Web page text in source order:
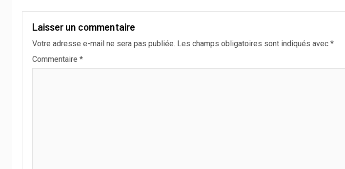
Laisser un commentaire
Votre adresse e-mail ne sera pas publiée. Les champs obligatoires sont indiqués avec *
Commentaire *